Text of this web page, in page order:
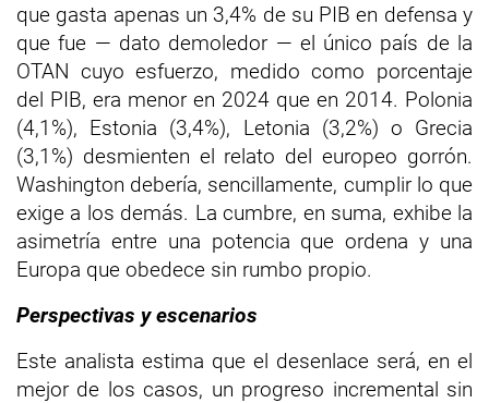
que gasta apenas un 3,4% de su PIB en defensa y
que fue — dato demoledor — el único país de la
OTAN cuyo esfuerzo, medido como porcentaje
del PIB, era menor en 2024 que en 2014. Polonia
(4,1%), Estonia (3,4%), Letonia (3,2%) o Grecia
(3,1%) desmienten el relato del europeo gorrón.
Washington debería, sencillamente, cumplir lo que
exige a los demás. La cumbre, en suma, exhibe la
asimetría entre una potencia que ordena y una
Europa que obedece sin rumbo propio.
Perspectivas y escenarios
Este analista estima que el desenlace será, en el
mejor de los casos, un progreso incremental sin